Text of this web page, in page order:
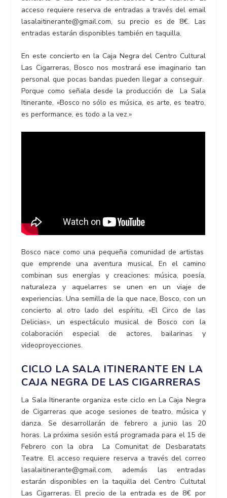
acceso requiere reserva de entradas a través del email
lasalaitinerante@gmail.com, su precio es de 8€. Las
entradas estarán disponibles también en taquilla.
En este concierto en la Caja Negra del Centro Cultural
Las Cigarreras, Bosco nos mostrará ese imaginario tan
personal que pocas bandas pueden llegar a conseguir.
Porque como señala desde la producción de La Sala
Itinerante, «Bosco no sólo es música, es arte, es teatro,
es performance, es todo a la vez.»
Bosco nace como una pequeña comunidad de artistas
que emprende una aventura musical. En el camino
combinan sus energías y creaciones: música, poesía,
naturaleza y aquelarres se unen en un viaje de
experiencias. Una semilla de la que nace, Bosco, con un
concierto al otro lado del espíritu, «El Circo de las
Delicias», un espectáculo musical de Bosco con la
colaboración especial de actores, bailarinas y
videoproyecciones.
CICLO LA SALA ITINERANTE EN LA
CAJA NEGRA DE LAS CIGARRERAS
La Sala Itinerante organiza este ciclo en La Caja Negra
de Cigarreras que acoge sesiones de teatro, música y
danza. Se desarrollarán de febrero a junio las 20
horas. La próxima sesión está programada para el 15 de
Febrero con la obra La Comunitat de Desbaratats
Teatre. El acceso requiere reserva a través del correo
lasalaitinerante@gmail.com, además las entradas
estarán disponibles en la taquilla del Centro Cultutal
Las Cigarreras. El precio de la entrada es de 8€ por